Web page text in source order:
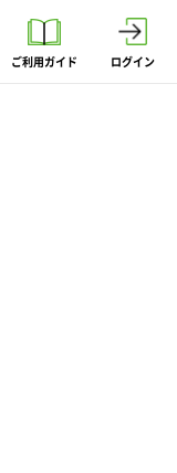
ご利用ガイド ログイン